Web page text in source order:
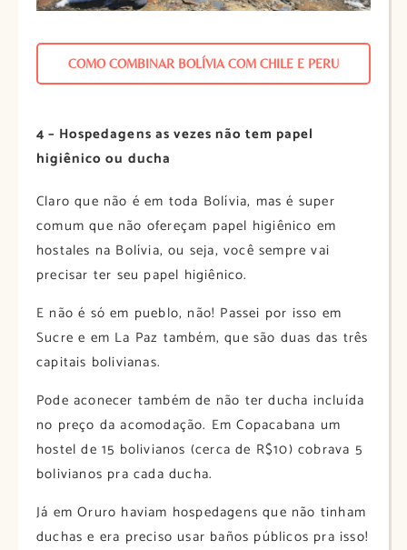
COMO COMBINAR BOLÍVIA COM CHILE E PERU
4 – Hospedagens as vezes não tem papel
higiênico ou ducha
Claro que não é em toda Bolívia, mas é super
comum que não ofereçam papel higiênico em
hostales na Bolívia, ou seja, você sempre vai
precisar ter seu papel higiênico.
E não é só em pueblo, não! Passei por isso em
Sucre e em La Paz também, que são duas das três
capitais bolivianas.
Pode aconecer também de não ter ducha incluída
no preço da acomodação. Em Copacabana um
hostel de 15 bolivianos (cerca de R$10) cobrava 5
bolivianos pra cada ducha.
Já em Oruro haviam hospedagens que não tinham
duchas e era preciso usar baños públicos pra isso!